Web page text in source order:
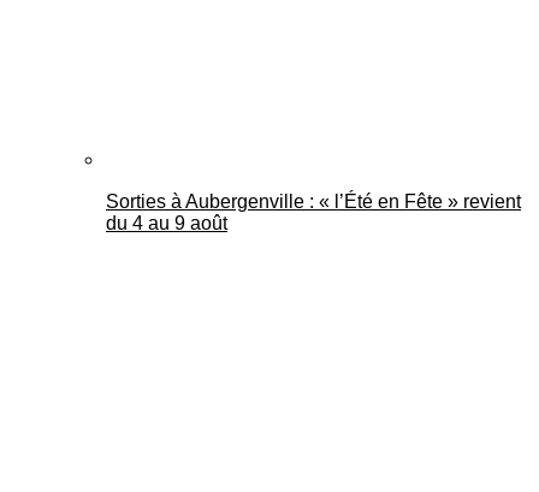
Sorties à Aubergenville : « l’Été en Fête » revient
du 4 au 9 août